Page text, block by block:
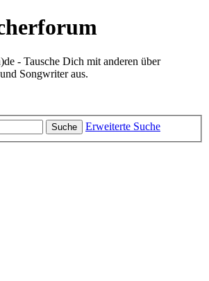
- Tausche Dich mit anderen über
Songwriter aus.
Suche Erweiterte Suche